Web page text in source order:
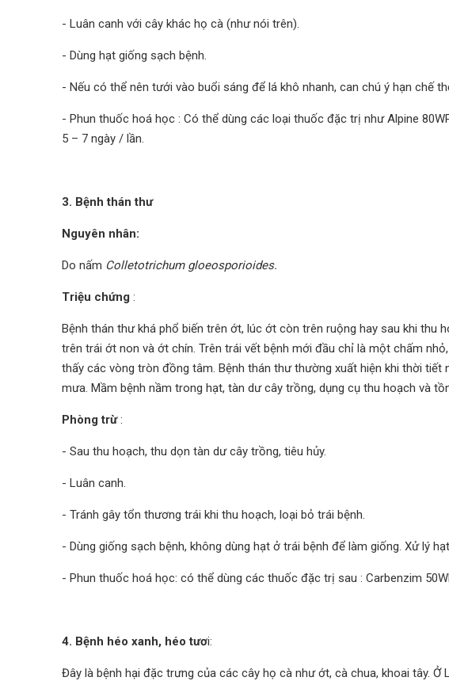
- Luân canh với cây khác họ cà (như nói trên).
- Dùng hạt giống sạch bệnh.
- Nếu có thể nên tưới vào buổi sáng để lá khô nhanh, can chú ý hạn chế
- Phun thuốc hoá học : Có thể dùng các loại thuốc đặc trị như Alpine
5 – 7 ngày / lần.
3. Bệnh thán thư
Nguyên nhân:
Do nấm Colletotrichum gloeosporioides.
Triệu chứng :
Bệnh thán thư khá phổ biến trên ớt, lúc ớt còn trên ruộng hay sau khi thu
trên trái ớt non và ớt chín. Trên trái vết bệnh mới đầu chỉ là một chấm
thấy các vòng tròn đồng tâm. Bệnh thán thư thường xuất hiện khi thời tiết
mưa. Mầm bệnh nầm trong hạt, tàn dư cây trồng, dụng cụ thu hoạch và
Phòng trừ:
- Sau thu hoạch, thu dọn tàn dư cây trồng, tiêu hủy.
- Luân canh.
- Tránh gây tổn thương trái khi thu hoạch, loại bỏ trái bệnh.
- Dùng giống sạch bệnh, không dùng hạt ở trái bệnh để làm giống. Xử lý
- Phun thuốc hoá học: có thể dùng các thuốc đặc trị sau : Carbenzim
4. Bệnh héo xanh, héo tươi:
Đây là bệnh hại đặc trưng của các cây họ cà như ớt, cà chua, khoai tây.